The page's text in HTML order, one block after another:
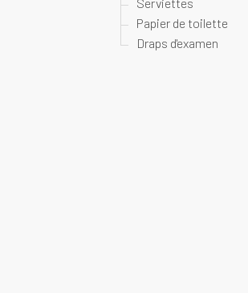
Papier de toilette
Draps d'examen